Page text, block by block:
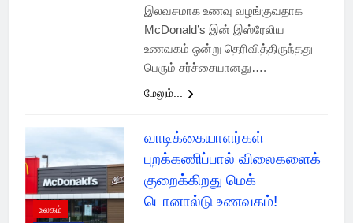
இலவசமாக உணவு வழங்குவதாக
McDonald’s இன் இஸ்ரேலிய
உணவகம் ஒன்று தெரிவித்திருந்தது
பெரும் சர்ச்சையானது….
மேலும்...
உலகம்
வாடிக்கையாளர்கள்
புறக்கணிப்பால் விலைகளைக்
குறைக்கிறது மெக்
டொனால்டு உணவகம்!